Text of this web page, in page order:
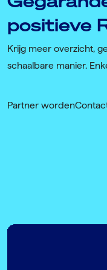
positieve
Krijg meer overzicht,
schaalbare manier.
Partner worden